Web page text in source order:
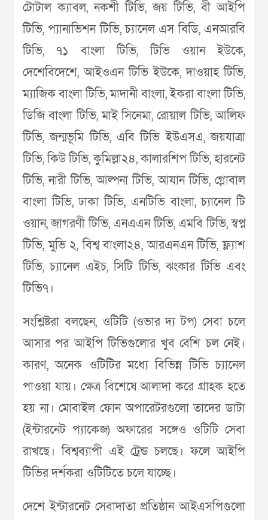
টোটাল ক্যাবল, নকশী টিভি, জয় টিভি, বী আইপি
টিভি, প্যানাভিশন টিভি, চ্যানেল এস বিডি, এনআরবি
টিভি, ৭১ বাংলা টিভি, টিভি ওয়ান ইউকে,
দেশেবিদেশে, আইওএন টিভি ইউকে, দাওয়াহ টিভি,
ম্যাজিক বাংলা টিভি, মাদানী বাংলা, ইকরা বাংলা টিভি,
ডিজি বাংলা টিভি, মাই সিনেমা, রোয়াল টিভি, আলিফ
টিভি, জন্মভূমি টিভি, এবি টিভি ইউএসএ, জয়যাত্রা
টিভি, কিউ টিভি, কুমিল্লা২৪, কালারশিপ টিভি, হারনেট
টিভি, নারী টিভি, আল্পনা টিভি, আযান টিভি, গ্লোবাল
বাংলা টিভি, ঢাকা টিভি, এনটিভি বাংলা, চ্যানেল টি
ওয়ান, জাগরণী টিভি, এনএএন টিভি, এমবি টিভি, স্বপ্ন
টিভি, মুভি ২, বিশ্ব বাংলা২৪, আরএনএন টিভি, ফ্ল্যাশ
টিভি, চ্যানেল এইচ, সিটি টিভি, ঝংকার টিভি এবং
টিভি৭।
সংশ্লিষ্টরা বলছেন, ওটিটি (ওভার দ্য টপ) সেবা চলে
আসার পর আইপি টিভিগুলোর খুব বেশি চল নেই।
কারণ, অনেক ওটিটির মধ্যে বিভিন্ন টিভি চ্যানেল
পাওয়া যায়। ক্ষেত্র বিশেষে আলাদা করে গ্রাহক হতে
হয় না। মোবাইল ফোন অপারেটরগুলো তাদের ডাটা
(ইন্টারনেট প্যাকেজ) অফারের সঙ্গেও ওটিটি সেবা
রাখছে। বিশ্বব্যাপী এই ট্রেন্ড চলছে। ফলে আইপি
টিভির দর্শকরা ওটিটিতে চলে যাচ্ছে।
দেশে ইন্টারনেট সেবাদাতা প্রতিষ্ঠান আইএসপিগুলো